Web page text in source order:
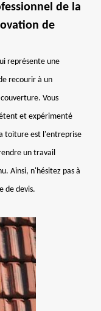
de la
de
représente une
recourir à un
Vous
et expérimenté
toiture est l'entreprise
un travail
Ainsi, n'hésitez pas à
de devis.